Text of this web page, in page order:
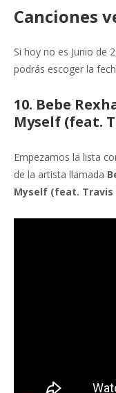
Canciones
Si hoy no es Junio de
podrás escoger la
10. Bebe
Myself (feat.
Empezamos la lista
de la artista llamada
Myself (feat. Travis